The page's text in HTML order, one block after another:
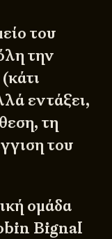
του
την
εντάξει,
τη
του
ομάδα
Bignal